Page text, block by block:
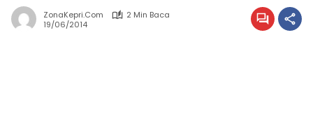
ZonaKepri.com
2 Min Baca
19/06/2014